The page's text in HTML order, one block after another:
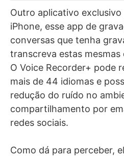
Outro aplicativo
iPhone, esse app de
conversas que tenha
transcreva estas
O Voice Recorder+ pode
mais de 44 idiomas e
redução do ruído no
compartilhamento por
redes sociais.
Como dá para perceber,